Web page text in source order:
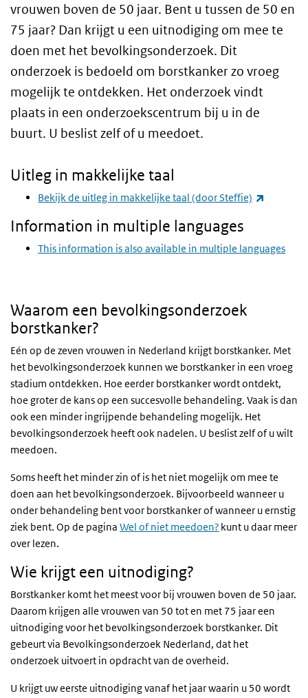
vrouwen boven de 50 jaar. Bent u tussen de 50 en
75 jaar? Dan krijgt u een uitnodiging om mee te
doen met het bevolkingsonderzoek. Dit
onderzoek is bedoeld om borstkanker zo vroeg
mogelijk te ontdekken. Het onderzoek vindt
plaats in een onderzoekscentrum bij u in de
buurt. U beslist zelf of u meedoet.
Uitleg in makkelijke taal
Bekijk de uitleg in makkelijke taal (door Steffie)
Information in multiple languages
This information is also available in multiple languages
Waarom een bevolkingsonderzoek
borstkanker?
Eén op de zeven vrouwen in Nederland krijgt borstkanker. Met
het bevolkingsonderzoek kunnen we borstkanker in een vroeg
stadium ontdekken. Hoe eerder borstkanker wordt ontdekt,
hoe groter de kans op een succesvolle behandeling. Vaak is dan
ook een minder ingrijpende behandeling mogelijk. Het
bevolkingsonderzoek heeft ook nadelen. U beslist zelf of u wilt
meedoen.
Soms heeft het minder zin of is het niet mogelijk om mee te
doen aan het bevolkingsonderzoek. Bijvoorbeeld wanneer u
onder behandeling bent voor borstkanker of wanneer u ernstig
ziek bent. Op de pagina Wel of niet meedoen? kunt u daar meer
over lezen.
Wie krijgt een uitnodiging?
Borstkanker komt het meest voor bij vrouwen boven de 50 jaar.
Daarom krijgen alle vrouwen van 50 tot en met 75 jaar een
uitnodiging voor het bevolkingsonderzoek borstkanker. Dit
gebeurt via Bevolkingsonderzoek Nederland, dat het
onderzoek uitvoert in opdracht van de overheid.
U krijgt uw eerste uitnodiging vanaf het jaar waarin u 50 wordt